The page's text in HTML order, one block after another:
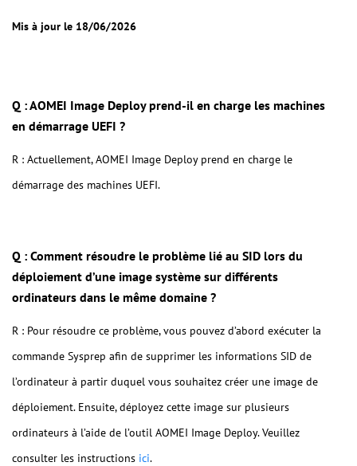
Mis à jour le 18/06/2026
Q : AOMEI Image Deploy prend-il en charge les machines
en démarrage UEFI ?
R : Actuellement, AOMEI Image Deploy prend en charge le
démarrage des machines UEFI.
Q : Comment résoudre le problème lié au SID lors du
déploiement d’une image système sur différents
ordinateurs dans le même domaine ?
R : Pour résoudre ce problème, vous pouvez d’abord exécuter la
commande Sysprep afin de supprimer les informations SID de
l’ordinateur à partir duquel vous souhaitez créer une image de
déploiement. Ensuite, déployez cette image sur plusieurs
ordinateurs à l’aide de l’outil AOMEI Image Deploy. Veuillez
consulter les instructions ici.